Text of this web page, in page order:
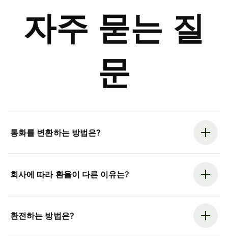
자주 묻는 질
문
통화를 변환하는 방법은?
회사에 따라 환율이 다른 이유는?
환전하는 방법은?